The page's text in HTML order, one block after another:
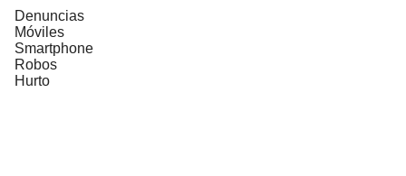
Denuncias
Móviles
Smartphone
Robos
Hurto